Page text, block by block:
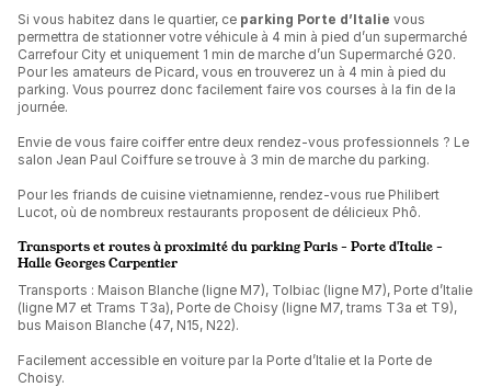
Si vous habitez dans le quartier, ce parking Porte d’Italie vous
permettra de stationner votre véhicule à 4 min à pied d’un supermarché
Carrefour City et uniquement 1 min de marche d’un Supermarché G20.
Pour les amateurs de Picard, vous en trouverez un à 4 min à pied du
parking. Vous pourrez donc facilement faire vos courses à la fin de la
journée.
Envie de vous faire coiffer entre deux rendez-vous professionnels ? Le
salon Jean Paul Coiffure se trouve à 3 min de marche du parking.
Pour les friands de cuisine vietnamienne, rendez-vous rue Philibert
Lucot, où de nombreux restaurants proposent de délicieux Phô.
Transports et routes à proximité du parking Paris - Porte d'Italie -
Halle Georges Carpentier
Transports : Maison Blanche (ligne M7), Tolbiac (ligne M7), Porte d’Italie
(ligne M7 et Trams T3a), Porte de Choisy (ligne M7, trams T3a et T9),
bus Maison Blanche (47, N15, N22).
Facilement accessible en voiture par la Porte d’Italie et la Porte de
Choisy.